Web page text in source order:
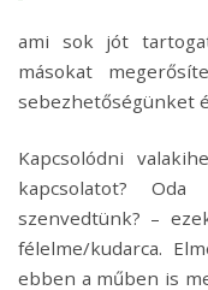
ami sok jót
másokat
sebezhetőségünket
Kapcsolódni
kapcsolatot?
szenvedtünk? –
félelme/kudarca.
ebben a műben is